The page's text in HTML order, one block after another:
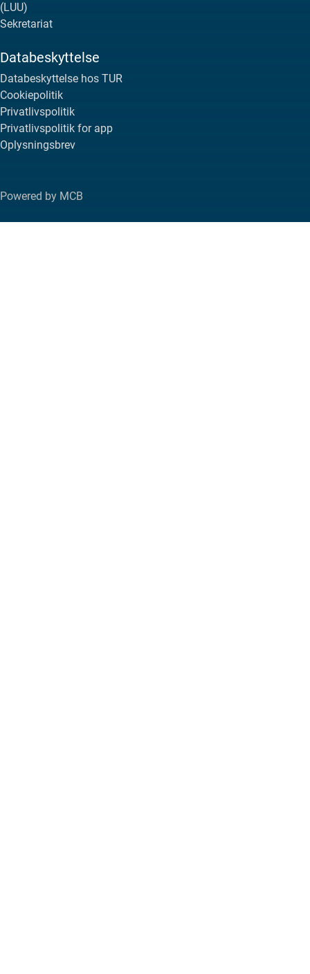
(LUU)
Sekretariat
Databeskyttelse
Databeskyttelse hos TUR
Cookiepolitik
Privatlivspolitik
Privatlivspolitik for app
Oplysningsbrev
Powered by MCB